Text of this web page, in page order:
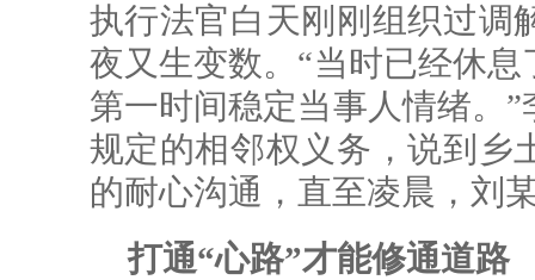
执行法官白天刚刚组织过调
夜又生变数。“当时已经休
第一时间稳定当事人情绪。
规定的相邻权义务，说到乡
的耐心沟通，直至凌晨，刘
打通“心路”才能修通道路